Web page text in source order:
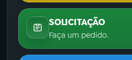
SOLICITAÇÃO
Faça um pedido.